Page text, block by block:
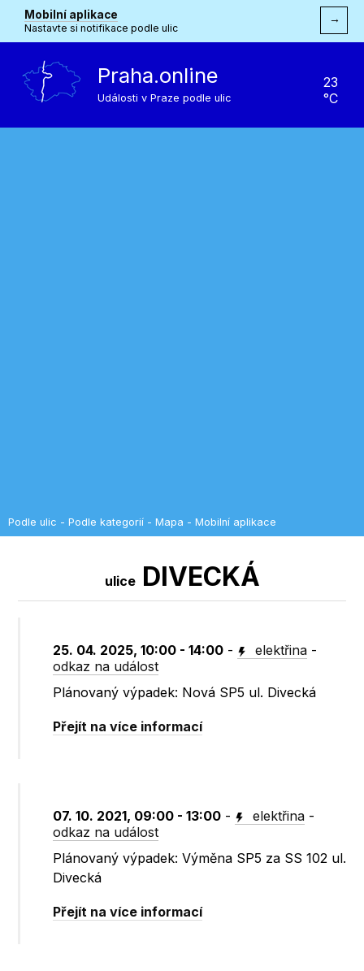
Mobilní aplikace
Nastavte si notifikace podle ulic
→
Praha.online
Události v Praze podle ulic
23
°C
Podle ulic - Podle kategorií - Mapa - Mobilní aplikace
uliceDIVECKÁ
25. 04. 2025, 10:00 - 14:00 - elektřina -
odkaz na událost
Plánovaný výpadek: Nová SP5 ul. Divecká
Přejít na více informací
07. 10. 2021, 09:00 - 13:00 - elektřina -
odkaz na událost
Plánovaný výpadek: Výměna SP5 za SS 102 ul.
Divecká
Přejít na více informací